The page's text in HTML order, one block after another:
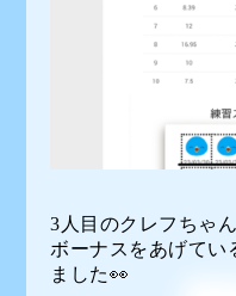
3人目のクレフちゃ
ボーナスをあげてい
ました👀